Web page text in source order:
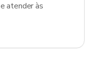
atender às